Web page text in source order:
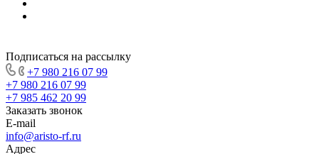
Подписаться на рассылку
+7 980 216 07 99
+7 980 216 07 99
+7 985 462 20 99
Заказать звонок
E-mail
info@aristo-rf.ru
Адрес